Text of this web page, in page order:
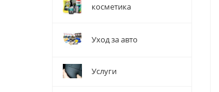
косметика
Уход за авто
Услуги